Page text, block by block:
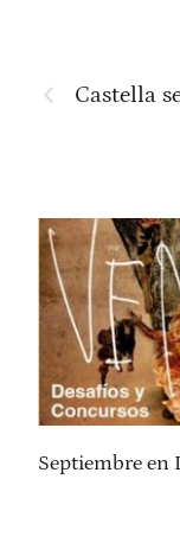
Castella
Septiembre en